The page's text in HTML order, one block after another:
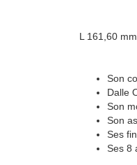
L 161,60
Son
Dalle
Son
Son
Ses
Ses 8